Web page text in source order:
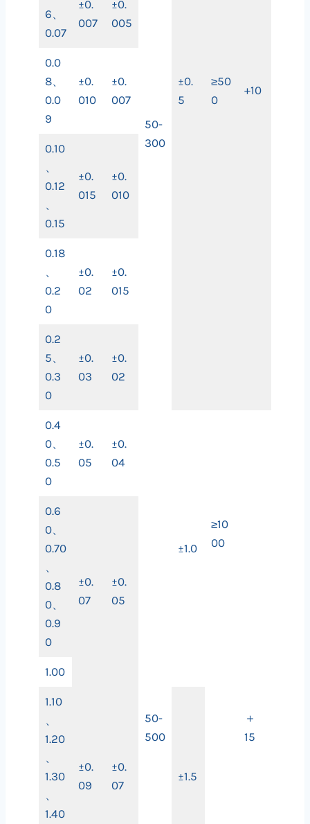
±0.
5
≥50
0
+10
50-
300
6、
0.07
±0.
007
±0.
005
0.0
8、
0.0
9
±0.
010
±0.
007
0.10
、
0.12
、
0.15
±0.
015
±0.
010
0.18
、
0.2
0
±0.
02
±0.
015
0.2
5、
0.3
0
±0.
03
±0.
02
0.4
0、
0.5
0
±0.
05
±0.
04
50-
500
±1.0
≥10
00
＋
15
0.6
0、
0.70
、
0.8
0、
0.9
0
±0.
07
±0.
05
1.00
1.10
、
1.20
、
1.30
、
1.40
±0.
09
±0.
07
±1.5